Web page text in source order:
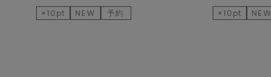
×10pt NEW 予約 ×10pt NEW